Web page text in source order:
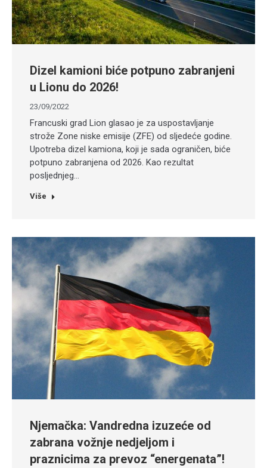
Dizel kamioni biće potpuno zabranjeni
u Lionu do 2026!
23/09/2022
Francuski grad Lion glasao je za uspostavljanje
strože Zone niske emisije (ZFE) od sljedeće godine.
Upotreba dizel kamiona, koji je sada ograničen, biće
potpuno zabranjena od 2026. Kao rezultat
posljednjeg…
Više
Njemačka: Vandredna izuzeće od
zabrana vožnje nedjeljom i
praznicima za prevoz “energenata”!